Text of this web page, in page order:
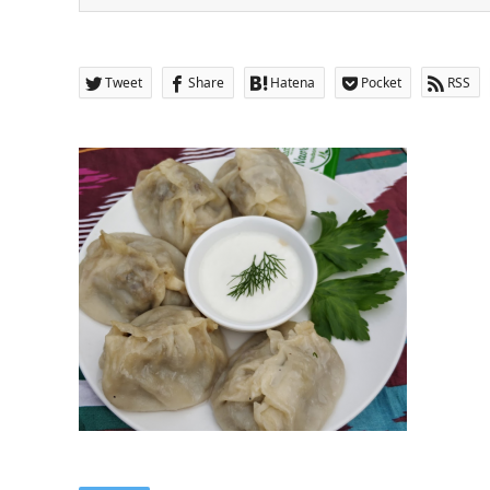
Tweet Share Hatena Pocket RSS